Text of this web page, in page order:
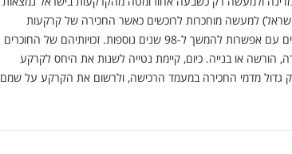
למעשה מוחכרות לרוכשים כאשר החכירה של קרקעות
עירוניות נמצאת בסיווג “חכירה לדורות”: חכירה לתקופה של 98 שנים עם אפשרות להמשך ל-98 שנים נוספות. זכויותיהם של החוכרים
הורשה או בנייה. כיום, קיימת נטייה לשנות את היחס לקרקע
גדול מדמי החכירה במעמד הרכישה, ולרשום את הקרקע על שמם